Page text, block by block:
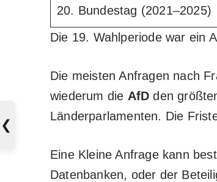
20. Bundestag (2021–2025)
Die 19. Wahlperiode war ein
Die meisten Anfragen nach
wiederum die AfD den
Länderparlamenten. Die
Eine Kleine Anfrage kann
Datenbanken, oder der
❮